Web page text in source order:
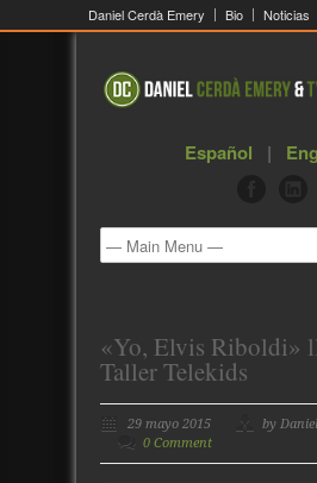
Daniel Cerdà Emery Bio Noticias
Español |
«Yo, Elvis Riboldi»
Taller Telekids
29 mayo 2015
by
0 Comment